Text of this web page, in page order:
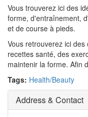
Vous trouverez ici des
forme, d'entraînement,
et de course à pieds.
Vous retrouverez ici
recettes santé, des
maintenir la forme. Afin
Tags: Health/Beauty
Address & Contact